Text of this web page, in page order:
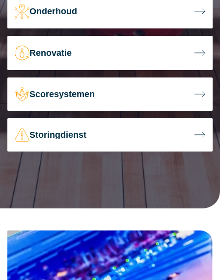
Onderhoud
Renovatie
Scoresystemen
Storingdienst